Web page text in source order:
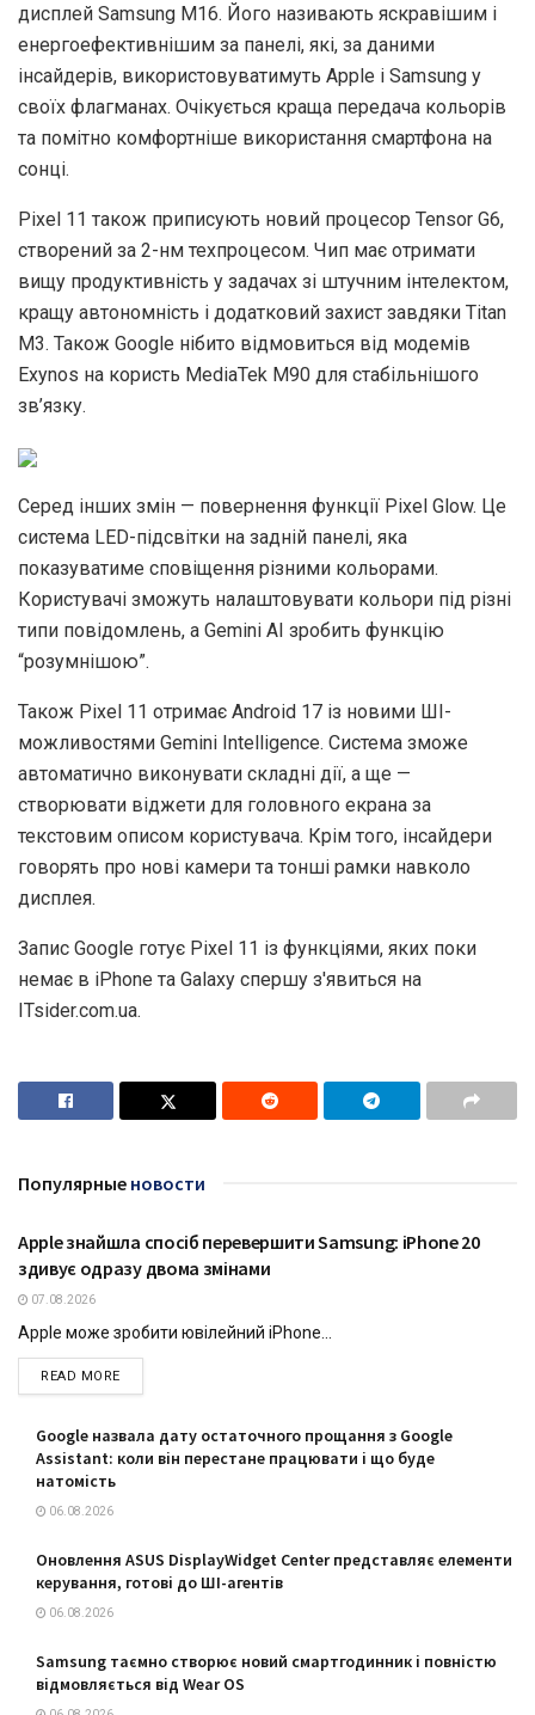
дисплей Samsung M16. Його називають яскравішим і
енергоефективнішим за панелі, які, за даними
інсайдерів, використовуватимуть Apple і Samsung у
своїх флагманах. Очікується краща передача кольорів
та помітно комфортніше використання смартфона на
сонці.
Pixel 11 також приписують новий процесор Tensor G6,
створений за 2-нм техпроцесом. Чип має отримати
вищу продуктивність у задачах зі штучним інтелектом,
кращу автономність і додатковий захист завдяки Titan
M3. Також Google нібито відмовиться від модемів
Exynos на користь MediaTek M90 для стабільнішого
зв’язку.
Серед інших змін — повернення функції Pixel Glow. Це
система LED-підсвітки на задній панелі, яка
показуватиме сповіщення різними кольорами.
Користувачі зможуть налаштовувати кольори під різні
типи повідомлень, а Gemini AI зробить функцію
“розумнішою”.
Також Pixel 11 отримає Android 17 із новими ШI-
можливостями Gemini Intelligence. Система зможе
автоматично виконувати складні дії, а ще —
створювати віджети для головного екрана за
текстовим описом користувача. Крім того, інсайдери
говорять про нові камери та тонші рамки навколо
дисплея.
Запис Google готує Pixel 11 із функціями, яких поки
немає в iPhone та Galaxy спершу з'явиться на
ITsider.com.ua.
Популярные новости
ТЕХНОЛОГІЇ
Apple знайшла спосіб перевершити Samsung: iPhone 20
здивує одразу двома змінами
07.08.2026
Apple може зробити ювілейний iPhone...
READ MOREDETAILS
Google назвала дату остаточного прощання з Google
Assistant: коли він перестане працювати і що буде
натомість
06.08.2026
Оновлення ASUS DisplayWidget Center представляє елементи
керування, готові до ШІ-агентів
06.08.2026
Samsung таємно створює новий смартгодинник і повністю
відмовляється від Wear OS